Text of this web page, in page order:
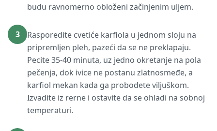
budu ravnomerno obloženi začinjenim uljem.
3
Rasporedite cvetiće karfiola u jednom sloju na
pripremljen pleh, pazeći da se ne preklapaju.
Pecite 35-40 minuta, uz jedno okretanje na pola
pečenja, dok ivice ne postanu zlatnosmeđe, a
karfiol mekan kada ga probodete viljuškom.
Izvadite iz rerne i ostavite da se ohladi na sobnoj
temperaturi.